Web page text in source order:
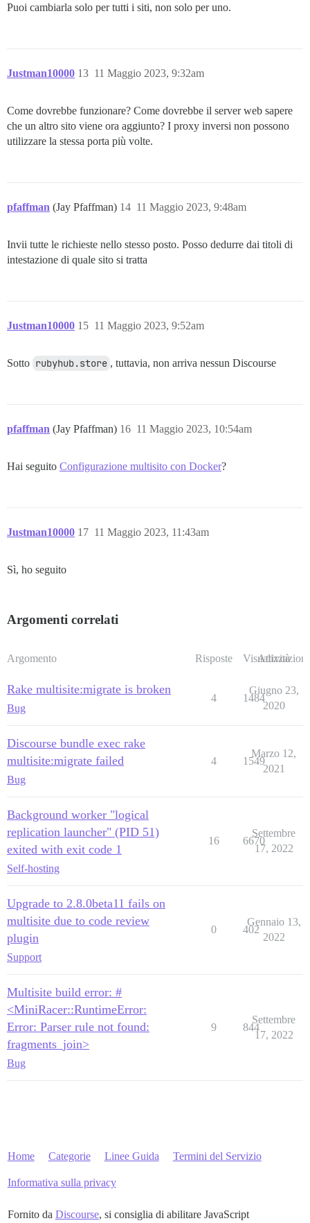
  before_bundle_exec:
           adapter: postgresql
           timeout: 5000
           db_id: 2
           host_names:
             - rubyhub.store
Puoi cambiarla solo per tutti i siti, non solo per uno.
Justman10000 11 Maggio 2023, 9:32am
13
Come dovrebbe funzionare? Come dovrebbe il server web sapere
che un altro sito viene ora aggiunto? I proxy inversi non possono
utilizzare la stessa porta più volte.
pfaffman (Jay Pfaffman) 11 Maggio 2023, 9:48am
14
Invii tutte le richieste nello stesso posto. Posso dedurre dai titoli di
intestazione di quale sito si tratta
Justman10000 11 Maggio 2023, 9:52am
15
Sotto rubyhub.store , tuttavia, non arriva nessun Discourse
pfaffman (Jay Pfaffman) 11 Maggio 2023, 10:54am
16
Hai seguito Configurazione multisito con Docker?
Justman10000 11 Maggio 2023, 11:43am
17
Sì, ho seguito
Argomenti correlati
Argomento Risposte Visualizzazioni
Attività
Rake multisite:migrate is broken
Bug
4 1484
Giugno 23,
2020
Discourse bundle exec rake
multisite:migrate failed
Bug
4 1549
Marzo 12,
2021
Background worker "logical
replication launcher" (PID 51)
exited with exit code 1
Self-hosting
16 6670
Settembre
17, 2022
Upgrade to 2.8.0beta11 fails on
multisite due to code review
plugin
Support
0 402
Gennaio 13,
2022
Multisite build error: #
<MiniRacer::RuntimeError:
Error: Parser rule not found:
fragments_join>
Bug
9 844
Settembre
17, 2022
Home Categorie Linee Guida Termini del Servizio
Informativa sulla privacy
Fornito da Discourse, si consiglia di abilitare JavaScript